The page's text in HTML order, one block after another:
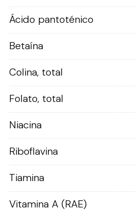
Ácido pantoténico
Betaína
Colina, total
Folato, total
Niacina
Riboflavina
Tiamina
Vitamina A (RAE)